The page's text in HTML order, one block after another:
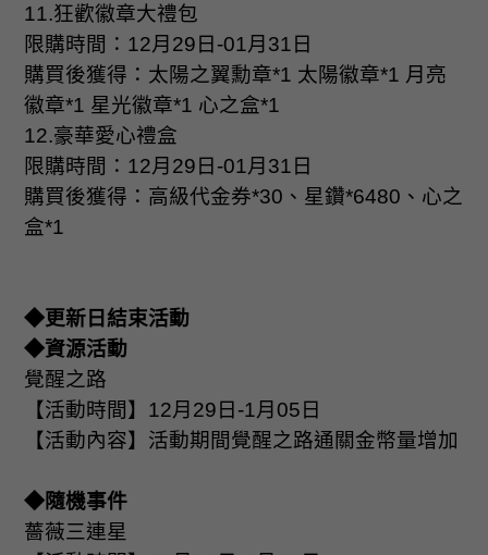
11.狂歡徽章大禮包
限購時間： 12月 29 日 -01月 31 日
購買後獲得：太陽之翼勳章*1 太陽徽章*1 月亮
徽章*1 星光徽章*1 心之盒*1
12.豪華愛心禮盒
限購時間： 12月 29 日 -01月 31 日
購買後獲得：高級代金券*30 、星鑽*6480 、心之
盒*1
◆更新日結束活動
◆資源活動
覺醒之路
【活動時間】 12月 29 日 -1月05 日
【活動內容】活動期間覺醒之路通關金幣量增加
◆隨機事件
薔薇三連星